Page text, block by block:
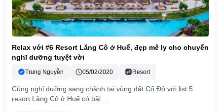
Relax với #6 Resort Lăng Cô ở Huế, đẹp mê ly cho chuyến
nghĩ dưỡng tuyệt vời
Trung Nguyễn 05/02/2020 Resort
Cùng nghỉ dưỡng sang chãnh tại vùng đất Cố Đô với list 5
resort Lăng Cô ở Huế có bãi …